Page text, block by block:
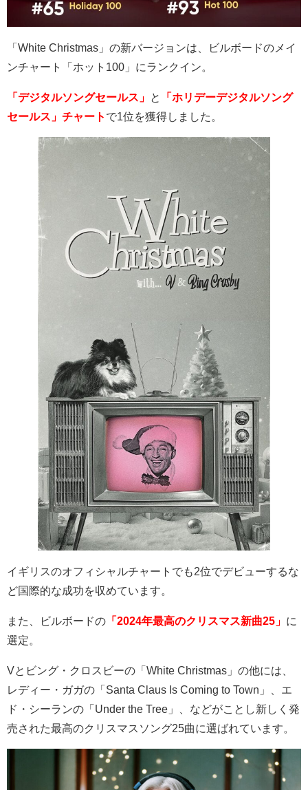
「 White Christmas 」の新バージョンは、ビルボードのメイ
ンチャート「ホット 100 」にランクイン。
「デジタルソングセールス」 と
「ホリデーデジタルソング
セールス」チャート で1位を獲得しました。
イギリスのオフィシャルチャートでも2位でデビューするな
ど国際的な成功を収めています。
また、ビルボードの 「2024年最高のクリスマス新曲25」 に
選定。
Vとビング・クロスビーの「 White Christmas 」の他には、
レディー・ガガの「 Santa Claus Is Coming to Town 」、エ
ド・シーランの「 Under the Tree 」、などがことし新しく発
売された最高のクリスマスソング25曲に選ばれています。